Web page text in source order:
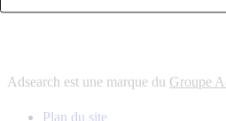
Adsearch est une marque du Groupe
Plan du site